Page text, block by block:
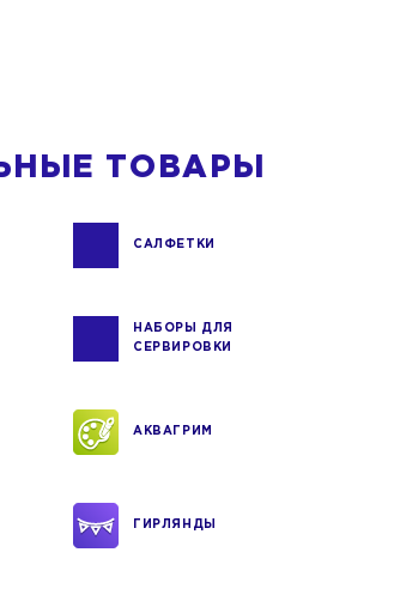
ТОВАРЫ
САЛФЕТКИ
НАБОРЫ ДЛЯ
СЕРВИРОВКИ
АКВАГРИМ
ГИРЛЯНДЫ